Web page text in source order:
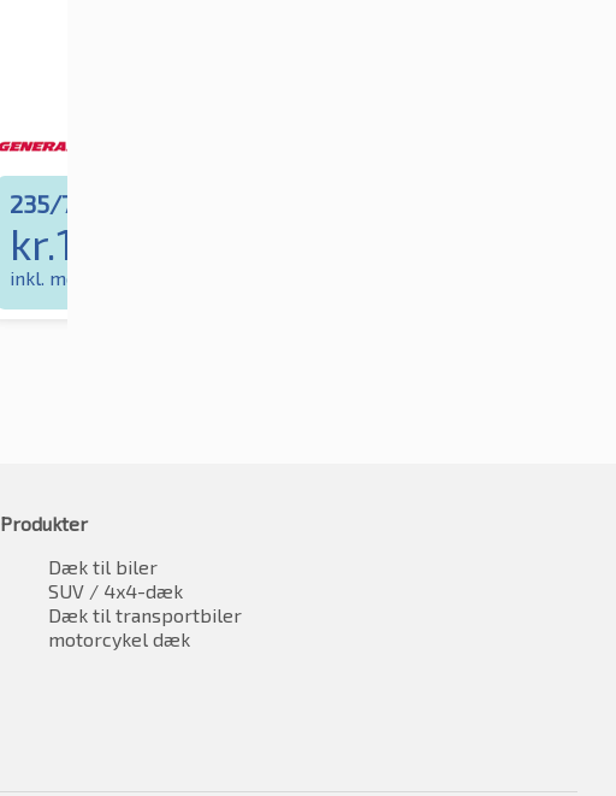
235/75R15 109T
kr.1050.66
inkl. moms
Produkter
Dæk til biler
SUV / 4x4-dæk
Dæk til transportbiler
motorcykel dæk